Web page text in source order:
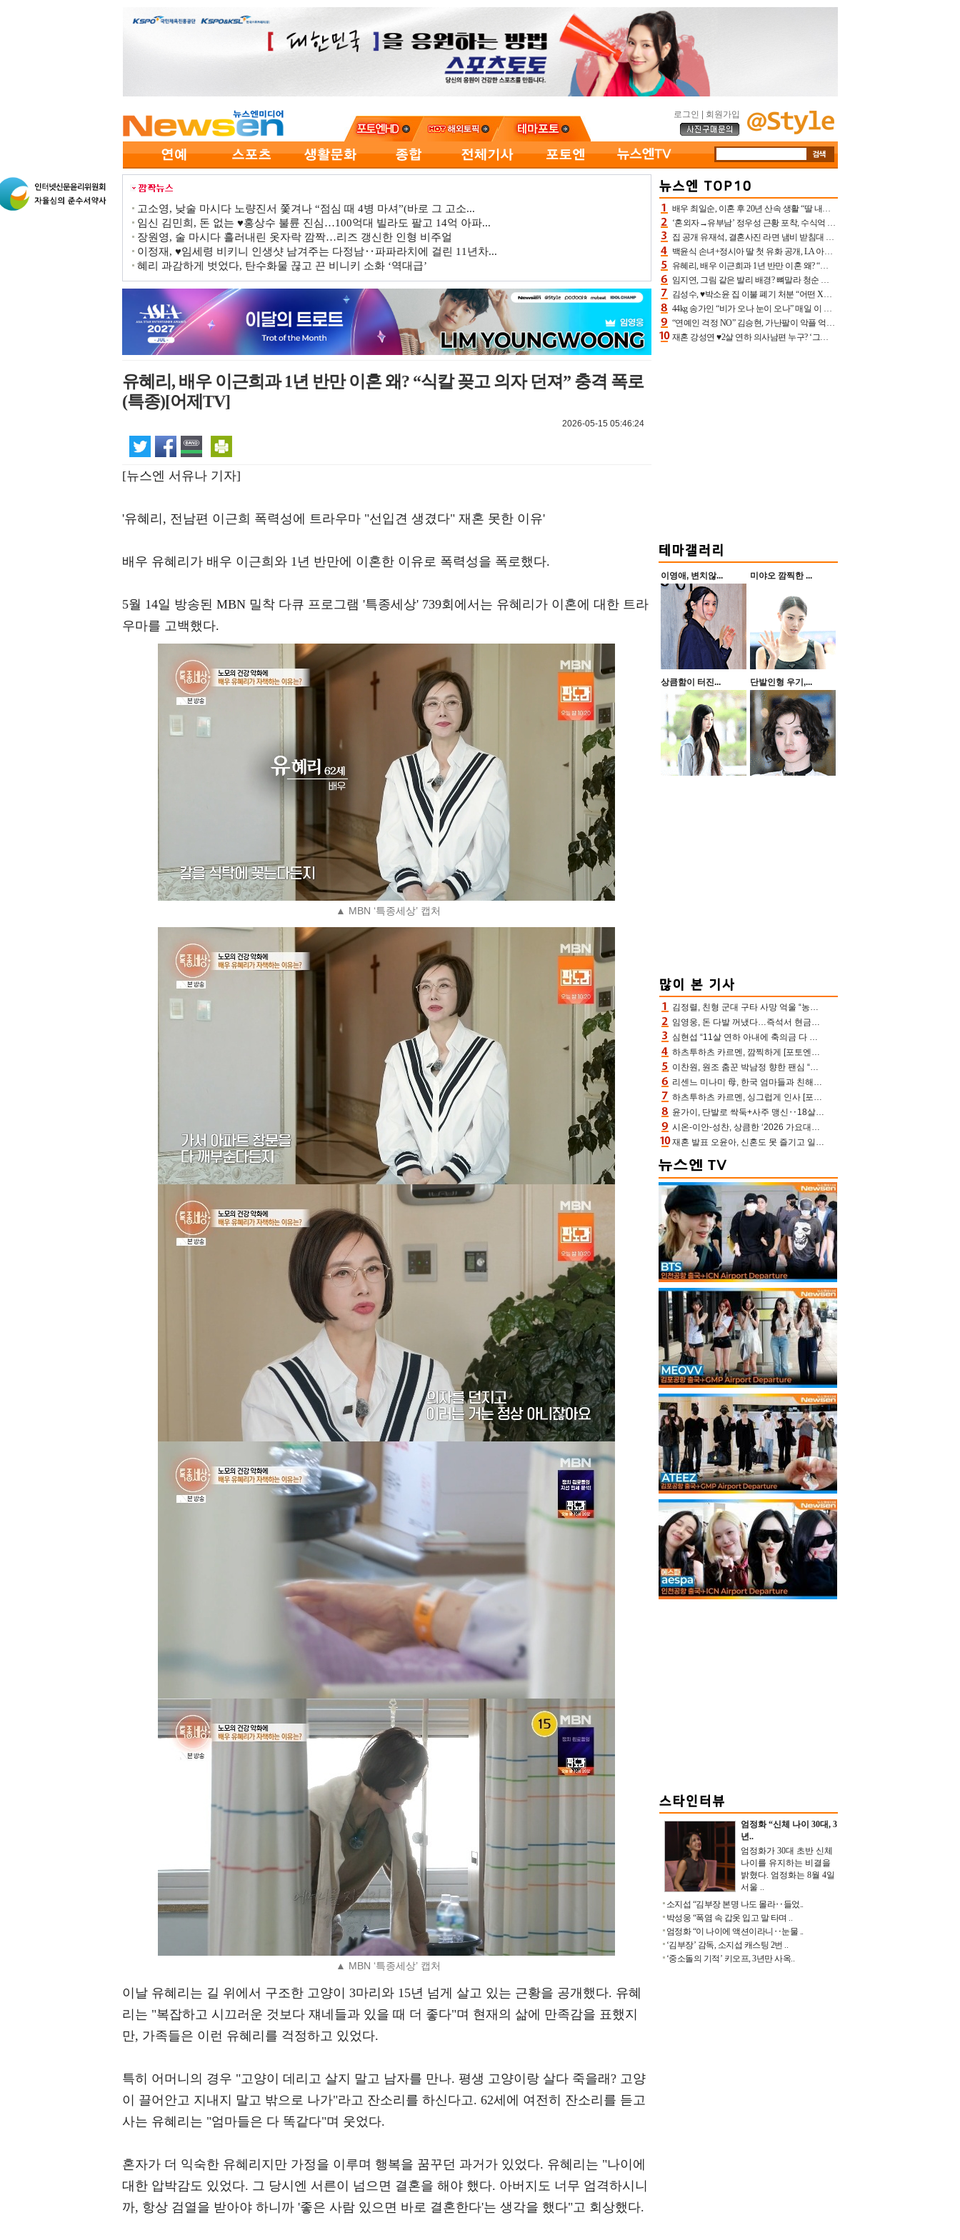
로그인 회원가입
고소영, 낮술 마시다 노량진서 쫓겨나 “점심 때 4병 마셔”(바로 그 고소...
임신 김민희, 돈 없는 ♥홍상수 불륜 진심…100억대 빌라도 팔고 14억 아파...
장원영, 술 마시다 흘러내린 옷자락 깜짝…리즈 갱신한 인형 비주얼
이정재, ♥임세령 비키니 인생샷 남겨주는 다정남‥파파라치에 걸린 11년차...
혜리 과감하게 벗었다, 탄수화물 끊고 끈 비니키 소화 ‘역대급’
유혜리, 배우 이근희과 1년 반만 이혼 왜? “식칼 꽂고 의자 던져” 충격 폭로
(특종)[어제TV]
2026-05-15 05:46:24
[뉴스엔 서유나 기자]
'유혜리, 전남편 이근희 폭력성에 트라우마 "선입견 생겼다" 재혼 못한 이유'
배우 유혜리가 배우 이근희와 1년 반만에 이혼한 이유로 폭력성을 폭로했다.
5월 14일 방송된 MBN 밀착 다큐 프로그램 '특종세상' 739회에서는 유혜리가 이혼에 대한 트라
우마를 고백했다.
▲ MBN ‘특종세상’ 캡처
▲ MBN ‘특종세상’ 캡처
이날 유혜리는 길 위에서 구조한 고양이 3마리와 15년 넘게 살고 있는 근황을 공개했다. 유혜
리는 "복잡하고 시끄러운 것보다 쟤네들과 있을 때 더 좋다"며 현재의 삶에 만족감을 표했지
만, 가족들은 이런 유혜리를 걱정하고 있었다.
특히 어머니의 경우 "고양이 데리고 살지 말고 남자를 만나. 평생 고양이랑 살다 죽을래? 고양
이 끌어안고 지내지 말고 밖으로 나가"라고 잔소리를 하신다고. 62세에 여전히 잔소리를 듣고
사는 유혜리는 "엄마들은 다 똑같다"며 웃었다.
혼자가 더 익숙한 유혜리지만 가정을 이루며 행복을 꿈꾸던 과거가 있었다. 유혜리는 "나이에
대한 압박감도 있었다. 그 당시엔 서른이 넘으면 결혼을 해야 했다. 아버지도 너무 엄격하시니
까, 항상 검열을 받아야 하니까 '좋은 사람 있으면 바로 결혼한다'는 생각을 했다"고 회상했다.
배우 최일순, 이혼 후 20년 산속 생활 “딸 내가 버렸다고 원망‥맘 아파”(특종)[어제TV]
‘혼외자→유부남’ 정우성 근황 포착, 수식억 해킹 피해 후배 만났다 “존경하는”
집 공개 유재석, 결혼사진 라면 냄비 받침대 되고 분노‥가족사진도 피해(놀뭐)[어제TV]
백윤식 손녀+정시아 딸 첫 유화 공개, LA 아트쇼→서울국제조각페스타 작가다운 수준급 실력
유혜리, 배우 이근희과 1년 반만 이혼 왜? “식칼 꽂고 의자 던져” 충격 폭로(특종)[어제TV]
임지연, 그림 같은 발리 배경? 뼈말라 청순 비키니 핏에 상대 안 되네
김성수, ♥박소윤 집 이불 폐기 처분 “어떤 X이랑 썼을지 몰라” 질투(신랑수업2)[어제TV]
44kg 송가인 “비가 오나 눈이 오나” 매일 이 운동, 허벅지 근육량 상승+체지방 감소
“연예인 걱정 NO” 김승현, 가난팔이 악플 억울할만‥아내+딸과 日 여행
재혼 강성연 ♥2살 연하 의사남편 누구? ‘그알’ 자문의에 훈남 비주얼 초엘리트 스펙 [종합]
이영애, 변치않... 미야오 깜찍한 ...
상큼함이 터진... 단발인형 우기,...
김정렬, 친형 군대 구타 사망 억울 “농약사 처리, 범인 찾았지만…엄마는 이미 치매”(데이앤나잇)
임영웅, 돈 다발 꺼냈다…즉석서 현금으로 수당 챙겨주는 ‘구단주’
심현섭 “11살 연하 아내에 축의금 다 뺏겨, 집도 아내 명의” (동치미)[결정적장면]
하츠투하츠 카르멘, 깜찍하게 [포토엔HD]
이찬원, 원조 춤꾼 박남정 향한 팬심 “어머님 잘 계시지” 폭소(불후)
리센느 미나미 母, 한국 엄마들과 친해진 비결=BTS “최애 정국 얘기로 통해”(전참시)
하츠투하츠 카르멘, 싱그럽게 인사 [포토엔HD]
윤가이, 단발로 싹둑+사주 맹신‥18살 연상 ♥장기하 반한 엉뚱·열정 매력(전참시)
시온-이안-성찬, 상큼한 ‘2026 가요대전 썸머’ MC [포토엔HD]
재혼 발표 오윤아, 신혼도 못 즐기고 일만 “발달장애 子도 취업 1년차, 연차 없어”
엄정화 “신체 나이 30대, 3
년..
엄정화가 30대 초반 신체
나이를 유지하는 비결을
밝혔다. 엄정화는 8월 4일
서울 ..
소지섭 “김부장 본명 나도 몰라‥들었..
박성웅 “폭염 속 갑옷 입고 말 타며 ..
엄정화 “이 나이에 액션이라니‥눈물 ..
‘김부장’ 감독, 소지섭 캐스팅 2번 ..
‘중소돌의 기적’ 키오프, 3년만 사옥..